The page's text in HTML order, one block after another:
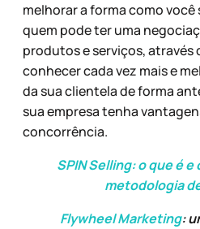
melhorar a forma como você
quem pode ter uma
produtos e serviços, através
conhecer cada vez mais e
da sua clientela de forma
sua empresa tenha
concorrência.
SPIN Selling: o que é
metodologia
Flywheel Marketing: